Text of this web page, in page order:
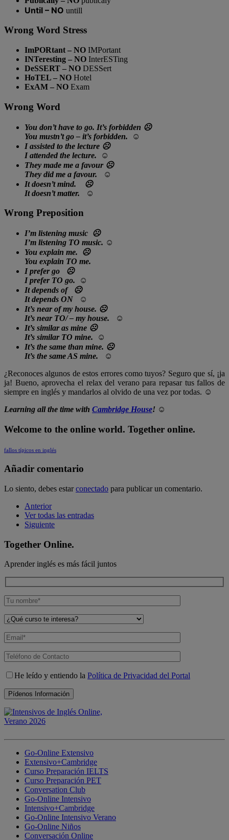
Until – NO untill
Wrong Word Stress
ImPORtant – NO IMPortant
INTeresting – NO InterESTing
DeSSERT – NO DESSert
HoTEL – NO Hotel
ExAM – NO Exam
Wrong Word
You don’t have to go. It’s forbidden ☹
You mustn’tgo – it’s forbidden. ☺
Iassisted to the lecture ☹
Iattended the lecture. ☺
They made me a favour ☹
They did me a favour. ☺
It doesn’tmind. ☹
It doesn’tmatter. ☺
Wrong Preposition
I’m listening music ☹
I’m listening TO music. ☺
You explain me. ☹
You explain TO me.
I prefer go ☹
I prefer TO go. ☺
It depends of ☹
It depends ON ☺
It’s near of my house. ☹
It’s near TO/ – my house. ☺
It’s similar as mine ☹
It’s similar TO mine. ☺
It’s the same than mine. ☹
It’s the same AS mine. ☺
¿Reconoces algunos de estos errores como tuyos? Seguro que sí, ¡ja
ja! Bueno, aprovecha el relax del verano para repasar tus fallos de
siempre en inglés y mandarlos al olvido de una vez por todas. ☺
Learning all the time with Cambridge House! ☺
Welcome to the online world. Together online.
fallos típicos en inglés
Añadir comentario
Lo siento, debes estarconectado para publicar un comentario.
Anterior
Ver todas las entradas
Siguiente
Together Online.
Aprender inglés es más fácil juntos
He leído y entiendo la Política de Privacidad del Portal
Go-Online Extensivo
Extensivo+Cambridge
Curso Preparación IELTS
Curso Preparación PET
Conversation Club
Go-Online Intensivo
Intensivo+Cambridge
Go-Online Intensivo Verano
Go-Online Niños
Conversación Online